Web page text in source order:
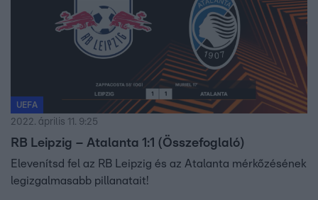
UEFA
2022. április 11. 9:25
RB Leipzig – Atalanta 1:1 (Összefoglaló)
Elevenítsd fel az RB Leipzig és az Atalanta mérkőzésének
legizgalmasabb pillanatait!